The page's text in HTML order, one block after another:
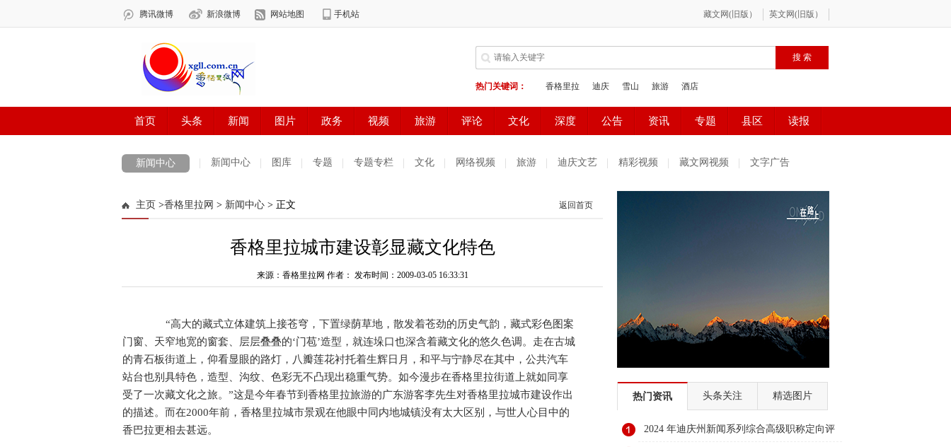
新闻中心 新闻中心 图库 专题 专题专栏 文化 网络视频 旅游 迪庆文艺 精彩视频 藏文网视频 文字广告
社区精选 魅力古镇 百姓感受
法治迪庆
主页 >香格里拉网 > 新闻中心 > 正文 返回首页
香格里拉城市建设彰显藏文化特色
来源：香格里拉网 作者： 发布时间：2009-03-05 16:33:31
“高大的藏式立体建筑上接苍穹，下置绿荫草地，散发着苍劲的历史气韵，藏式彩色图案
门窗、天窄地宽的窗套、层层叠叠的‘门苞’造型，就连垛口也深含着藏文化的悠久色调。走在古城
的青石板街道上，仰看显眼的路灯，八瓣莲花衬托着生辉日月，和平与宁静尽在其中，公共汽车
站台也别具特色，造型、沟纹、色彩无不凸现出稳重气势。如今漫步在香格里拉街道上就如同享
受了一次藏文化之旅。”这是今年春节到香格里拉旅游的广东游客李先生对香格里拉城市建设作出
的描述。而在2000年前，香格里拉城市景观在他眼中同内地城镇没有太大区别，与世人心目中的
香巴拉更相去甚远。
热门资讯 头条关注 精选图片
2024 年迪庆州新闻系列综合高级职称定向评